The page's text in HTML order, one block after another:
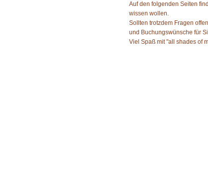
Auf den folgenden Seiten
wissen wollen.
Sollten trotzdem Fragen
und Buchungswünsche für
Viel Spaß mit "all shades of